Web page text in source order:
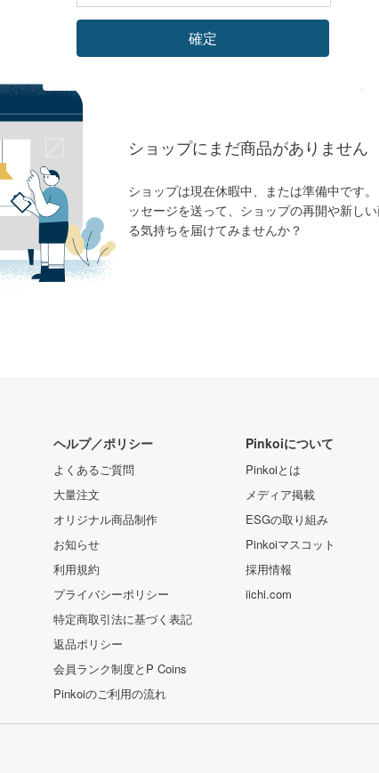
ショップにまだ商品がありません
ショップは現在休暇中、または準備中です
ッセージを送って、ショップの再開や新し
る気持ちを届けてみませんか？
ヘルプ／ポリシー
よくあるご質問
大量注文
オリジナル商品制作
お知らせ
利用規約
プライバシーポリシー
特定商取引法に基づく表記
返品ポリシー
会員ランク制度とP Coins
Pinkoiのご利用の流れ
Pinkoiについて
Pinkoiとは
メディア掲載
ESGの取り組み
Pinkoiマスコット
採用情報
iichi.com
確定